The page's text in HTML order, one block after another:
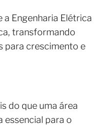
Engenharia Elétrica
transformando
para crescimento e
do que uma área
essencial para o